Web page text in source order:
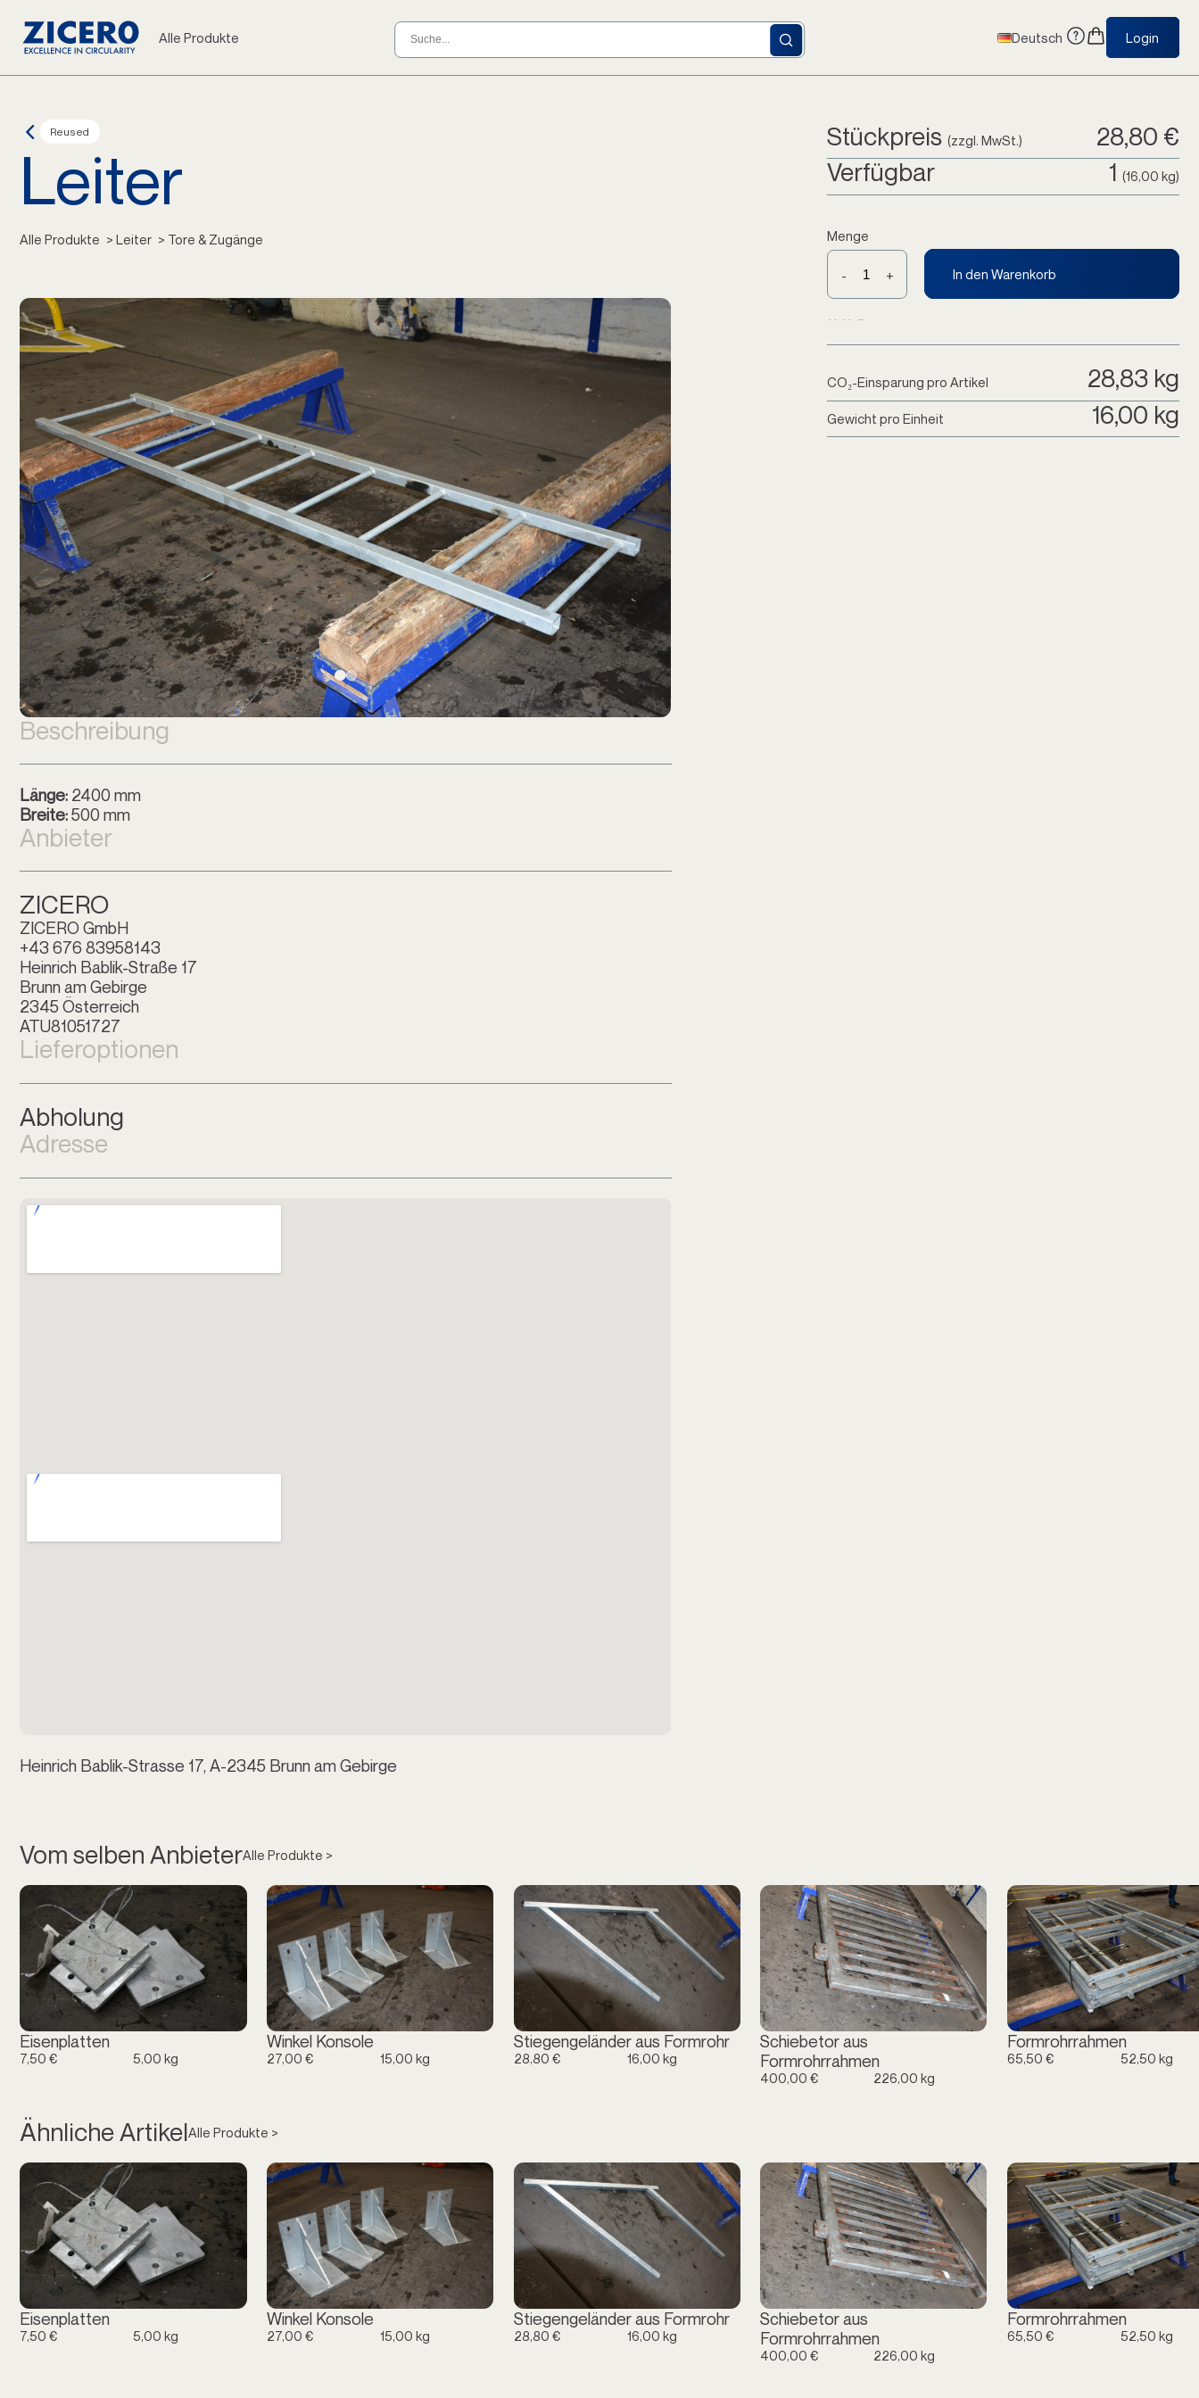
Alle Produkte Deutsch Login
Reused
Leiter
Alle Produkte > Leiter > Tore & Zugänge
Stückpreis (zzgl. MwSt.)
28,80 €
Verfügbar
1 (16,00 kg)
Menge
- + In den Warenkorb
Beschreibung
Länge: 2400 mm
Breite:500 mm
Anbieter
ZICERO
ZICERO GmbH
+43 676 83958143
Heinrich Bablik-Straße 17
Brunn am Gebirge
2345 Österreich
ATU81051727
Lieferoptionen
Abholung
Adresse
Heinrich Bablik-Strasse 17, A-2345 Brunn am Gebirge
CO₂-Einsparung pro Artikel 28,83 kg
Gewicht pro Einheit 16,00 kg
Vom selben AnbieterAlle Produkte >
Eisenplatten
7,50 € 5,00 kg
Winkel Konsole
27,00 € 15,00 kg
Stiegengeländer aus Formrohr
28,80 € 16,00 kg
Schiebetor aus
Formrohrrahmen
400,00 € 226,00 kg
Formrohrrahmen
65,50 € 52,50 kg
Ähnliche ArtikelAlle Produkte >
Eisenplatten
7,50 € 5,00 kg
Winkel Konsole
27,00 € 15,00 kg
Stiegengeländer aus Formrohr
28,80 € 16,00 kg
Schiebetor aus
Formrohrrahmen
400,00 € 226,00 kg
Formrohrrahmen
65,50 € 52,50 kg